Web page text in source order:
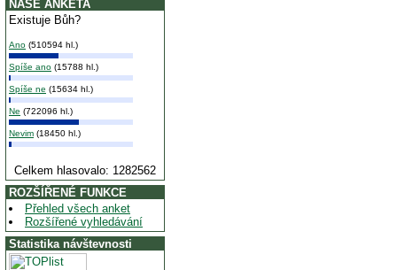
NAŠE ANKETA
Existuje Bůh?
Ano (510594 hl.)
Spíše ano (15788 hl.)
Spíše ne (15634 hl.)
Ne (722096 hl.)
Nevim (18450 hl.)
Celkem hlasovalo: 1282562
ROZŠÍŘENÉ FUNKCE
Přehled všech anket
Rozšířené vyhledávání
Statistika návštevnosti